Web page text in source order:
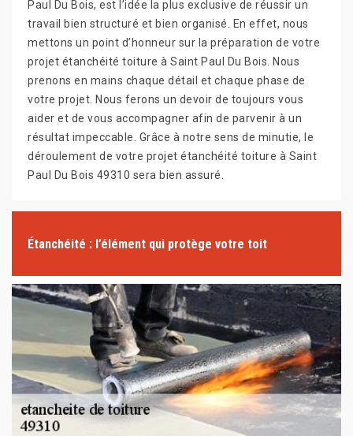
Paul Du Bois, est l’idée la plus exclusive de réussir un
travail bien structuré et bien organisé. En effet, nous
mettons un point d’honneur sur la préparation de votre
projet étanchéité toiture à Saint Paul Du Bois. Nous
prenons en mains chaque détail et chaque phase de
votre projet. Nous ferons un devoir de toujours vous
aider et de vous accompagner afin de parvenir à un
résultat impeccable. Grâce à notre sens de minutie, le
déroulement de votre projet étanchéité toiture à Saint
Paul Du Bois 49310 sera bien assuré.
Étanchéité : l’élément qui protège votre toit